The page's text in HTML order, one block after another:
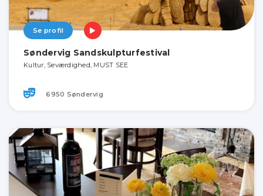
Se profil
Søndervig Sandskulpturfestival
Kultur, Seværdighed, MUST SEE
6950 Søndervig